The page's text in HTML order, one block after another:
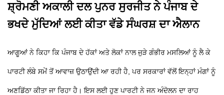
ਸ਼੍ਰੋਮਣੀ ਅਕਾਲੀ ਦਲ ਪੁਨਰ ਸੁਰਜੀਤ ਨੇ ਪੰਜਾਬ ਦੇ
ਭਖਦੇ ਮੁੱਦਿਆਂ ਲਈ ਕੀਤਾ ਵੱਡੇ ਸੰਘਰਸ਼ ਦਾ ਐਲਾਨ
ਆਗੂਆਂ ਨੇ ਕਿਹਾ ਕਿ ਪੰਜਾਬ ਦੇ ਹੱਕਾਂ ਅਤੇ ਲੋਕਾਂ ਨਾਲ ਜੁੜੇ ਗੰਭੀਰ ਮਸਲਿਆਂ ਨੂੰ ਲੈ ਕੇ
ਪਾਰਟੀ ਲੰਬੇ ਸਮੇਂ ਤੋਂ ਆਵਾਜ਼ ਉਠਾਉਂਦੀ ਆ ਰਹੀ ਹੈ, ਪਰ ਸਰਕਾਰਾਂ ਵੱਲੋਂ ਇਨ੍ਹਾਂ ਮੰਗਾਂ ਨੂੰ
ਅਣਡਿੱਠਾ ਕੀਤਾ ਜਾ ਰਿਹਾ ਹੈ। ਇਸ ਲਈ ਹੁਣ ਪਾਰਟੀ ਨੇ ਜਨ ਅੰਦੋਲਨ ਦਾ ਰਾਹ